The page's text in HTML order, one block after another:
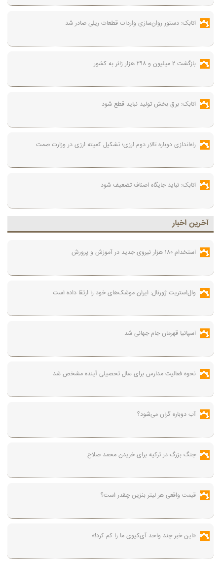
اتابک: دستور روان‌سازی واردات قطعات ریلی صادر شد
بازگشت ۲ میلیون و ۲۹۸ هزار زائر به کشور
اتابک: برق بخش تولید نباید قطع شود
راه‌اندازی دوباره تالار دوم ارزی؛ تشکیل کمیته ارزی در وزارت صمت
اتابک: نباید جایگاه اصناف تضعیف شود
آخرين اخبار
استخدام ۱۸۰ هزار نیروی جدید در آموزش‌ و پرورش
وال‌استریت ژورنال: ایران موشک‌های خود را ارتقا داده است
اسپانیا قهرمان جام جهانی شد
نحوه فعالیت مدارس برای سال تحصیلی آینده مشخص شد
آب دوباره گران می‌شود؟
جنگ بزرگ در ترکیه برای خریدن محمد صلاح
قیمت واقعی هر لیتر بنزین چقدر است؟
«این خبر چند واحد آی‌کیوی ما را کم کرد!»